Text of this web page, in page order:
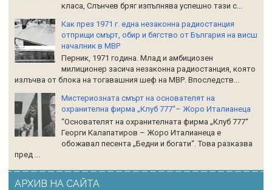
класа, Слънчев бряг изпълнява успешно тази с...
Как през 1971 г. една незаконна радиостанция
отприщи смърт, обир и бягство от България на висш
началник в МВР
Перник, 1971 година. Млад и амбициозен
милиционер засича незаконна радиостанция, която
излъчва от блока на тогавашния шеф на МВР. Впоследств...
Мистериозната смърт на основателят на
охранителна фирма „Клуб 777“– Жоро Италианеца
“Основателят на охранителната фирма „Клуб 777“
Георги Калапатиров – Жоро Италианеца е
обожавал песента „Бедни и богати“. Това разказва
пред ...
АРХИВ НА САЙТА